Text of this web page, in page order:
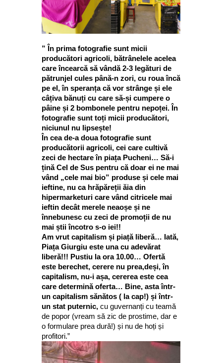
” În prima fotografie sunt micii
producători agricoli, bătrânelele acelea
care încearcă să vândă 2-3 legături de
pătrunjel cules până-n zori, cu roua încă
pe el, în speranța că vor strânge și ele
câțiva bănuți cu care să-și cumpere o
pâine și 2 bombonele pentru nepoței. În
fotografie sunt toți micii producători,
niciunul nu lipsește!
În cea de-a doua fotografie sunt
producătorii agricoli, cei care cultivă
zeci de hectare în piața Pucheni… Să-i
țină Cel de Sus pentru că doar ei ne mai
vând „cele mai bio” produse și cele mai
ieftine, nu ca hrăpăreții ăia din
hipermarketuri care vând citricele mai
ieftin decât merele neaoșe și ne
înnebunesc cu zeci de promoții de nu
mai știi încotro s-o iei!!
Am vrut capitalism și piață liberă… Iată,
Piața Giurgiu este una cu adevărat
liberă!!! Pustiu la ora 10.00… Ofertă
este berechet, cerere nu prea,deși, în
capitalism, nu-i așa, cererea este cea
care determină oferta… Bine, asta într-
un capitalism sănătos ( la cap!) și într-
un stat puternic, cu guvernanți cu teamă
de popor (vream să zic de prostime, dar e
o formulare prea dură!) și nu de hoți și
profitori.”